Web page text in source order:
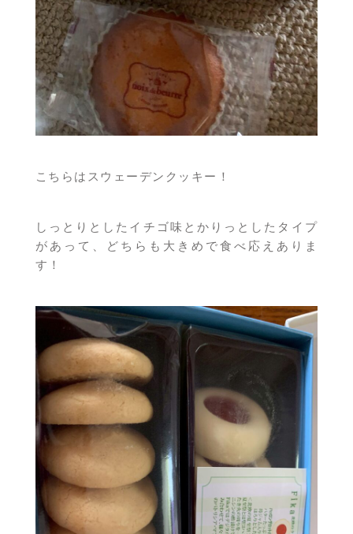
こちらはスウェーデンクッキー！
しっとりとしたイチゴ味とかりっとしたタイプ
があって、どちらも大きめで食べ応えありま
す！